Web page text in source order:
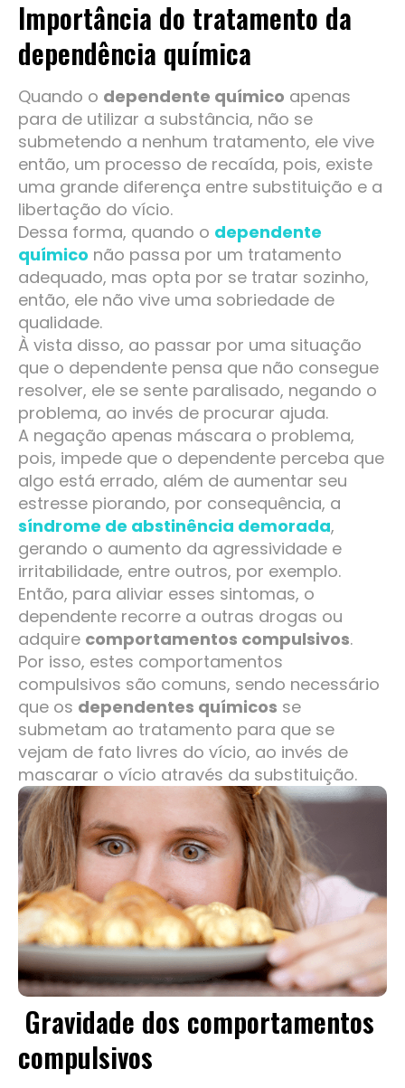
Importância do tratamento da
dependência química
Quando o dependente químico apenas
para de utilizar a substância, não se
submetendo a nenhum tratamento, ele vive
então, um processo de recaída, pois, existe
uma grande diferença entre substituição e a
libertação do vício.
Dessa forma, quando o dependente
químico não passa por um tratamento
adequado, mas opta por se tratar sozinho,
então, ele não vive uma sobriedade de
qualidade.
À vista disso, ao passar por uma situação
que o dependente pensa que não consegue
resolver, ele se sente paralisado, negando o
problema, ao invés de procurar ajuda.
A negação apenas máscara o problema,
pois, impede que o dependente perceba que
algo está errado, além de aumentar seu
estresse piorando, por consequência, a
síndrome de abstinência demorada,
gerando o aumento da agressividade e
irritabilidade, entre outros, por exemplo.
Então, para aliviar esses sintomas, o
dependente recorre a outras drogas ou
adquire comportamentos compulsivos.
Por isso, estes comportamentos
compulsivos são comuns, sendo necessário
que os dependentes químicos se
submetam ao tratamento para que se
vejam de fato livres do vício, ao invés de
mascarar o vício através da substituição.
Gravidade dos comportamentos
compulsivos